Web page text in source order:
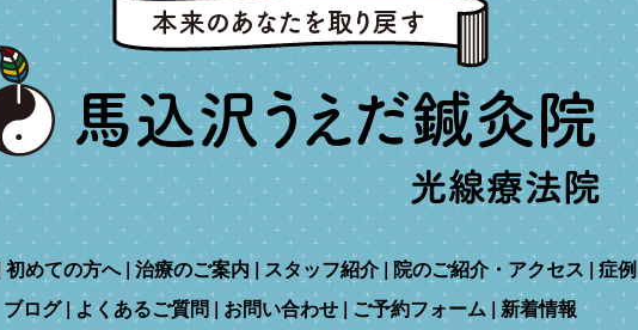
初めての方へ 治療のご案内 スタッフ紹介 院のご紹介・アクセス 症例
ブログ
よくあるご質問 お問い合わせ ご予約フォーム 新着情報